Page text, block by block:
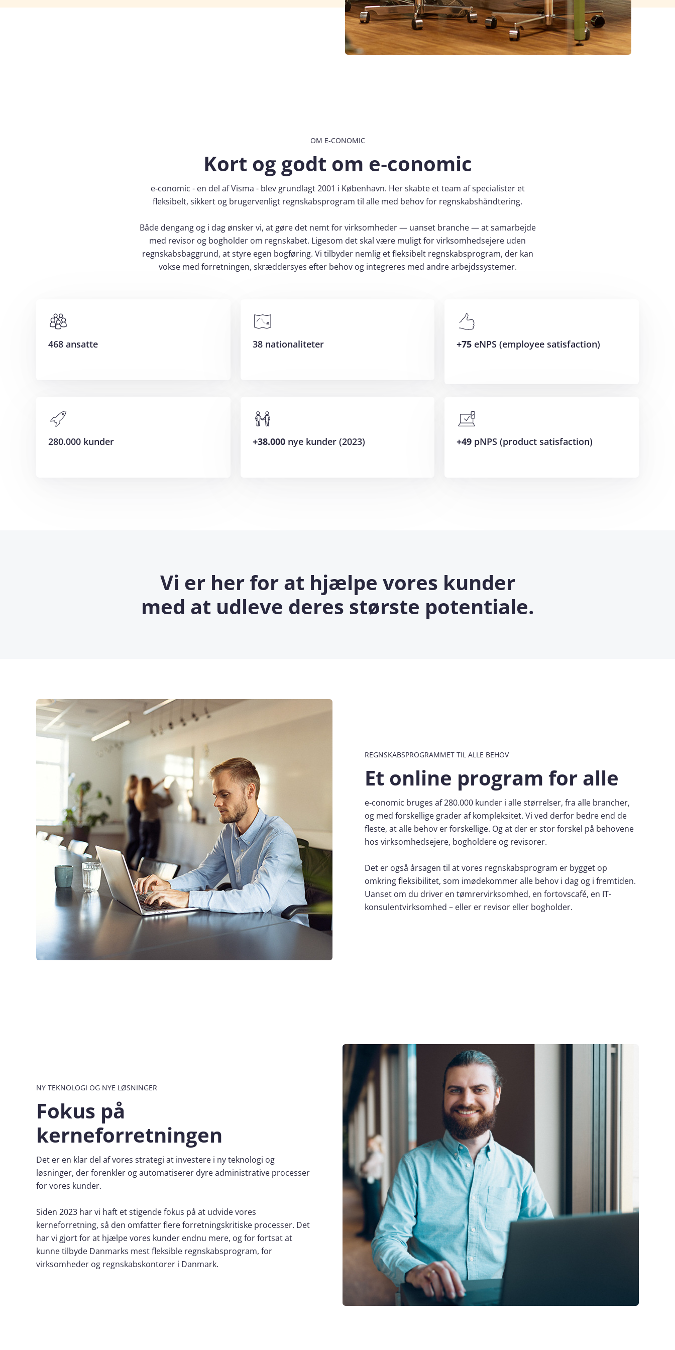
OM E‑CONOMIC
Kort og godt om e‑conomic
e‑conomic - en del af Visma - blev grundlagt 2001 i København. Her skabte et team af specialister et
fleksibelt, sikkert og brugervenligt regnskabsprogram til alle med behov for regnskabshåndtering.
Både dengang og i dag ønsker vi, at gøre det nemt for virksomheder — uanset branche — at samarbejde
med revisor og bogholder om regnskabet. Ligesom det skal være muligt for virksomhedsejere uden
regnskabsbaggrund, at styre egen bogføring. Vi tilbyder nemlig et fleksibelt regnskabsprogram, der kan
vokse med forretningen, skræddersyes efter behov og integreres med andre arbejdssystemer.
468 ansatte 38 nationaliteter +75 eNPS (employee satisfaction)
280.000 kunder +38.000 nye kunder (2023) +49 pNPS (product satisfaction)
Vi er her for at hjælpe vores kunder
med at udleve deres største potentiale.
REGNSKABSPROGRAMMET TIL ALLE BEHOV
Et online program for alle
e‑conomic bruges af ​280.000 ​kunder i alle størrelser, fra alle brancher,
og med forskellige grader af kompleksitet. Vi ved derfor bedre end de
fleste, at alle behov er forskellige. Og at der er stor forskel på behovene
hos virksomhedsejere, bogholdere og revisorer.
Det er også årsagen til at vores regnskabsprogram er bygget op
omkring fleksibilitet, som imødekommer alle behov i dag og i fremtiden.
Uanset om du driver en tømrervirksomhed, en fortovscafé, en IT-
konsulentvirksomhed – eller er revisor eller bogholder.
NY TEKNOLOGI OG NYE LØSNINGER
Fokus på
kerneforretningen
Det er en klar del af vores strategi at investere i ny teknologi og
løsninger, der forenkler og automatiserer dyre administrative processer
for vores kunder.
Siden 2023 har vi haft et stigende fokus på at udvide vores
kerneforretning, så den omfatter flere forretningskritiske processer. Det
har vi gjort for at hjælpe vores kunder endnu mere, og for fortsat at
kunne tilbyde Danmarks mest fleksible regnskabsprogram, for
virksomheder og regnskabskontorer i Danmark.